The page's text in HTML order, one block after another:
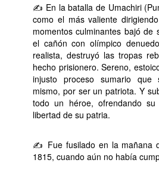
✍ En la batalla de Umachiri
como el más valiente
momentos culminantes bajó de
el cañón con olímpico
realista, destruyó las tropas
hecho prisionero. Sereno,
injusto proceso sumario
mismo, por ser un patriota. Y
todo un héroe, ofrendando
libertad de su patria.
✍ Fue fusilado en la mañana
1815, cuando aún no había